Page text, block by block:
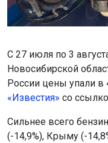
С 27 июля по 3
Новосибирской
России цены упали в
«Известия» со
Сильнее всего
(-14,9%), Крыму (-